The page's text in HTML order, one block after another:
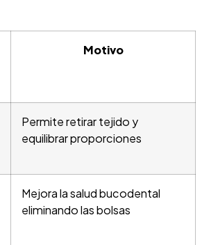
Motivo
Permite retirar tejido y
equilibrar proporciones
Mejora la salud bucodental
eliminando las bolsas